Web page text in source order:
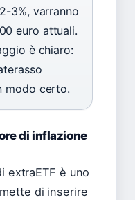
3%, varranno
euro attuali.
è chiaro:
modo certo.
di inflazione
extraETF è uno
di inserire